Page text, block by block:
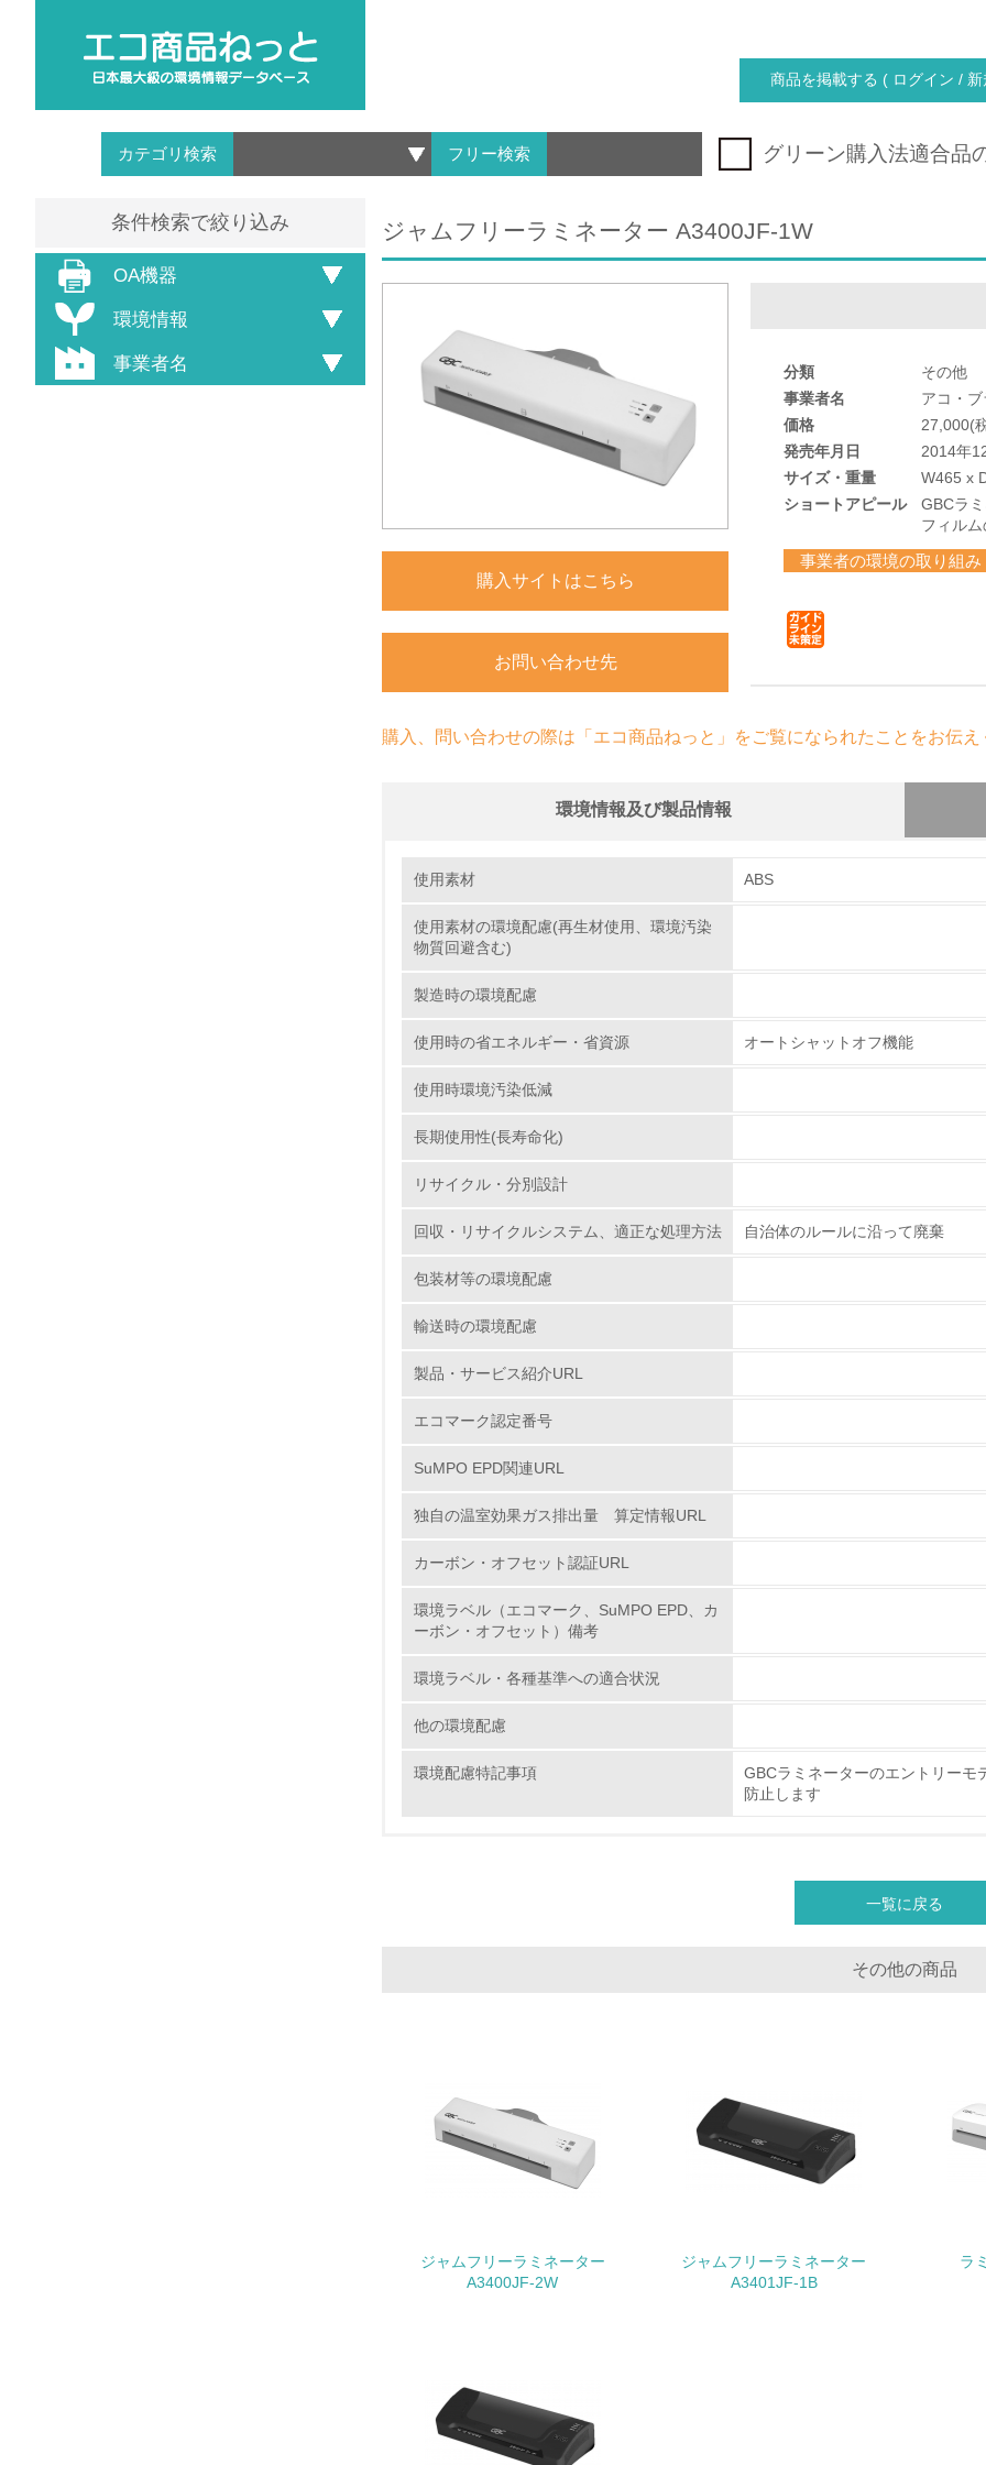
商品を掲載する ( ログイン / 新
カテゴリ検索 フリー検索 グリーン購入法適合品
条件検索で絞り込み
OA機器
環境情報
事業者名
ジャムフリーラミネーター A3400JF-1W
購入サイトはこちら
お問い合わせ先
分類
その他
事業者名
アコ・
価格
27,000(
発売年月日
2014年
サイズ・重量
W465 x
ショートアピール
GBCラ
フィル
事業者の環境の取り組み
購入、問い合わせの際は「エコ商品ねっと」をご覧になられたことをお伝え
環境情報及び製品情報
1.環境取り組み体制
レベル1
1. 環境方針を持っている
2. 環境対応の責任体制を定めている
3. 環境問題に関する従業員教育を行っている
4. 自社に関係する主要な環境法規制を把握し、順守している
第三者認証を取得している
2.環境への取り組み
No.
9.
10. <L2> 資源とエネルギーの使用量の把握をし、具体的な削減目
<L1> 環境配慮型製品・サービスの製造・販売を積極的に行って
14. <L2> 購入している製品・サービスの量と種類を把握し、具体的
15. <L1> 環境負荷ができるだけ小さい包装・梱包を行っている
非該当（化学物質を使用していない）
大気汚染物質に関する取り組み
使用素材 ABS
使用素材の環境配慮(再生材使用、環境汚染
物質回避含む)
製造時の環境配慮
使用時の省エネルギー・省資源 オートシャットオフ機能
使用時環境汚染低減
長期使用性(長寿命化)
リサイクル・分別設計
回収・リサイクルシステム、適正な処理方法 自治体のルールに沿って廃棄
包装材等の環境配慮
輸送時の環境配慮
製品・サービス紹介URL
エコマーク認定番号
SuMPO EPD関連URL
独自の温室効果ガス排出量 算定情報URL
カーボン・オフセット認証URL
環境ラベル（エコマーク、SuMPO EPD、カ
ーボン・オフセット）備考
環境ラベル・各種基準への適合状況
他の環境配慮
環境配慮特記事項
GBCラミネーターのエントリーモ
防止します
一覧に戻る
その他の商品
ジャムフリーラミネーター
A3400JF-2W
ジャムフリーラミネーター
A3401JF-1B
ラ